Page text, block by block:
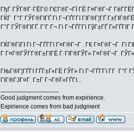
ГђГ ГЎГ®Г·ГЁГ© ГЄГ®Г¬ГЇ ГЁ Г¤Г®Г¬Г
ГЌГ Г°Г ГЎГ®ГІГҐ Гі Г¬ГҐГ­Гї ГІГ®Г¦ГҐ
Г°Г ГЎГ®ГІГҐ. Г’Г Г¬ Гі Г¬ГҐГ­Гї ГўГ±ГҐ
ГЌГ®ГіГІ Гі Г¬ГҐГ­Гї Г¤Г®Г¬Г . Г€ Г¤Г®Г¬Г Гї
Г Г¤Г®ГЎГ­Г®Г±ГІГЁ Г·ГІГ®ГЎГ» Г¤Г®Г¬Г
ГЊГ®Г¦ГҐГІ ГҐГ±Г«ГЁ ГЎГ» Гі Г¬ГҐГ­Гї Г­Г
ГІГ®ГЈГ¤Г Г±Г Г¬Г®Г«ГҐГІ...
Good judgment comes from expirience.
Expirience comes from bad judgment